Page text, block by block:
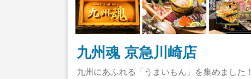
九州魂 京急川崎店
九州にあふれる「うまいもん」を集めました！